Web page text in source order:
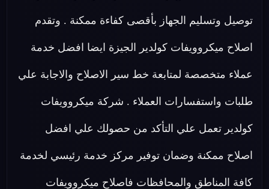
توصيل وتسليم الجهاز بأقصى كفاءة ممكنة . وتقدم
اصلاح ميكروويفات كولدير الجيزة ايضا افضل خدمة
عملاء متخصصة لمتابعة خط سير الاصلاح والاجابة علي
طلبات واستفسارات العملاء . شركة ميكروويفات
كولدير تعمل علي التأكد من حصولك علي افضل
اصلاح ممكنة وضمان توفير مركز خدمة رئيسي لخدمة
كافة المناطق والمحافظات فاصلاح ميكروويفات